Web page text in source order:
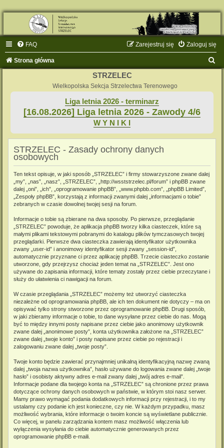
FAQ Zaloguj się
Zarejestruj się
Strona główna
STRZELEC
Wielkopolska Sekcja Strzelectwa Terenowego
Liga letnia 2026 - terminarz
[16.08.2026] Liga letnia 2026 - Zawody 4/6
W Y N I K I
STRZELEC - Zasady ochrony danych
osobowych
Ten tekst opisuje, w jaki sposób „STRZELEC” i firmy stowarzyszone zwane dalej
„my”, „nas”, „nasz”, „STRZELEC”, „http://wsststrzelec.pl/forum” i phpBB zwane
dalej „oni”, „ich”, „oprogramowanie phpBB”, „www.phpbb.com”, „phpBB Limited”,
„Zespoły phpBB”, korzystają z informacji zwanymi dalej „informacjami o tobie”
zebranych w czasie dowolnej twojej sesji na forum.
Informacje o tobie są zbierane na dwa sposoby. Po pierwsze, przeglądanie
„STRZELEC” powoduje, że aplikacja phpBB tworzy kilka ciasteczek, które są
małymi plikami tekstowymi pobranymi do katalogu plików tymczasowych twojej
przeglądarki. Pierwsze dwa ciasteczka zawierają identyfikator użytkownika
zwany „user-id” i anonimowy identyfikator sesji zwany „session-id”,
automatycznie przyznane ci przez aplikację phpBB. Trzecie ciasteczko zostanie
utworzone, gdy przejrzysz chociaż jeden temat na „STRZELEC”. Jest ono
używane do zapisania informacji, które tematy zostały przez ciebie przeczytane i
służy do ułatwienia ci nawigacji na forum.
W czasie przeglądania „STRZELEC” możemy też utworzyć ciasteczka
niezależne od oprogramowania phpBB, ale ich ten dokument nie dotyczy – ma on
opisywać tylko strony stworzone przez oprogramowanie phpBB. Drugi sposób,
w jaki zbieramy informacje o tobie, to dane wysyłane przez ciebie do nas. Mogą
być to między innymi posty napisane przez ciebie jako anonimowy użytkownik
zwane dalej „anonimowe posty”, konta użytkownika założone na „STRZELEC”
zwane dalej „twoje konto” i posty napisane przez ciebie po rejestracji i
zalogowaniu zwane dalej „twoje posty”.
Twoje konto będzie zawierać przynajmniej unikalną identyfikacyjną nazwę zwaną
dalej „twoja nazwa użytkownika”, hasło używane do logowania zwane dalej „twoje
hasło” i osobisty aktywny adres e-mail zwany dalej „twój adres e-mail”.
Informacje podane dla twojego konta na „STRZELEC” są chronione przez prawa
dotyczące ochrony danych osobowych w państwie, w którym stoi nasz serwer.
Mamy prawo wymagać podania dodatkowych informacji przy rejestracji, i to my
ustalamy czy podanie ich jest konieczne, czy nie. W każdym przypadku, masz
możliwość wybrania, które informacje o twoim koncie są wyświetlane publicznie.
Co więcej, w panelu zarządzania kontem masz możliwość włączenia lub
wyłączenia wysyłania do ciebie automatycznie generowanych przez
oprogramowanie phpBB e-maili.